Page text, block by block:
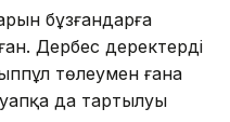
бұзғандарға
Дербес деректерді
төлеумен ғана
да тартылуы